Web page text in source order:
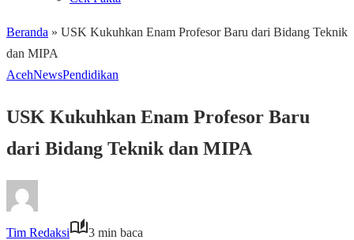
Beranda » USK Kukuhkan Enam Profesor Baru dari Bidang Teknik
dan MIPA
AcehNewsPendidikan
USK Kukuhkan Enam Profesor Baru
dari Bidang Teknik dan MIPA
Tim Redaksi
3 min baca